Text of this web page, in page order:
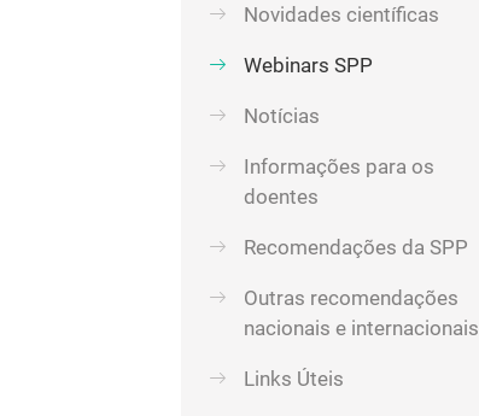
Novidades científicas
Webinars SPP
Notícias
Informações para os
doentes
Recomendações da SPP
Outras recomendações
nacionais e internacionais
Links Úteis